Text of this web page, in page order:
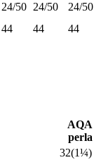
24/50 24/50
24/50
44 44 44
AQA
perla
32(1¼)